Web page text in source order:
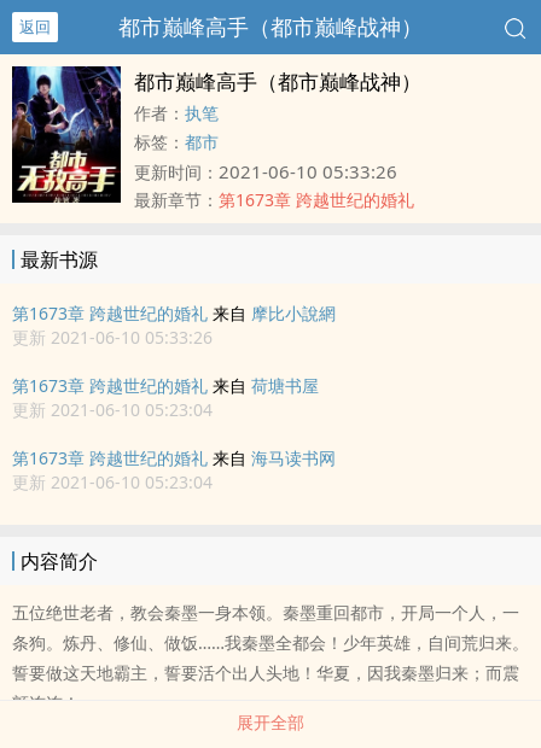
返回 都市巅峰高手（都市巅峰战神）
都市巅峰高手（都市巅峰战神）
作者： 执笔
标签： 都市
更新时间： 2021-06-10 05:33:26
最新章节： 第1673章 跨越世纪的婚礼
最新书源
第1673章 跨越世纪的婚礼 来自 摩比小說網
更新 2021-06-10 05:33:26
第1673章 跨越世纪的婚礼 来自 荷塘书屋
更新 2021-06-10 05:23:04
第1673章 跨越世纪的婚礼 来自 海马读书网
更新 2021-06-10 05:23:04
内容简介
五位绝世老者，教会秦墨一身本领。秦墨重回都市，开局一个人，一
条狗。炼丹、修仙、做饭……我秦墨全都会！少年英雄，自间荒归来。
誓要做这天地霸主，誓要活个出人头地！华夏，因我秦墨归来；而震
颤连连！
展开全部